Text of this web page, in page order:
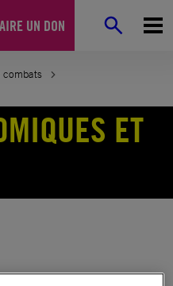
UN DON
combats
ET